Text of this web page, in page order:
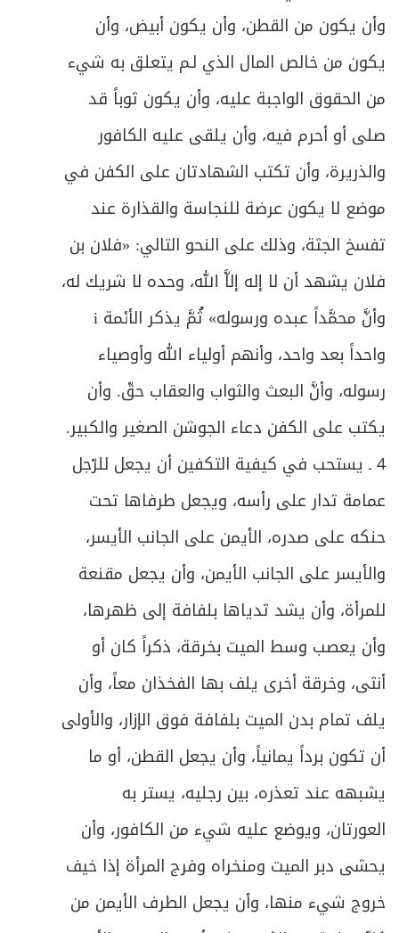
وأن يكون من القطن، وأن يكون أبيض، وأن
يكون من خالص المال الذي لـم يتعلق به شيء
من الحقوق الواجبة عليه، وأن يكون ثوباً قد
صلى أو أحرم فيه، وأن يلقى عليه الكافور
والذريرة، وأن تكتب الشهادتان على الكفن في
موضع لا يكون عرضة للنجاسة والقذارة عند
تفسخ الجثة، وذلك على النحو التالي: «فلان بن
فلان يشهد أن لا إله إلاَّ الله، وحده لا شريك له،
وأنَّ محمَّداً عبده ورسوله» ثُمَّ يذكر الأئمة i
واحداً بعد واحد، وأنهم أولياء الله وأوصياء
رسوله، وأنَّ البعث والثواب والعقاب حقّ. وأن
يكتب على الكفن دعاء الجوشن الصغير والكبير.
4 ـ يستحب في كيفية التكفين أن يجعل للرّجل
عمامة تدار على رأسه، ويجعل طرفاها تحت
حنكه على صدره، الأيمن على الجانب الأيسر،
والأيسر على الجانب الأيمن، وأن يجعل مقنعة
للمرأة، وأن يشد ثدياها بلفافة إلى ظهرها،
وأن يعصب وسط الميت بخرقة، ذكراً كان أو
أنثى، وخرقة أخرى يلف بها الفخذان معاً، وأن
يلف تمام بدن الميت بلفافة فوق الإزار، والأولى
أن تكون برداً يمانياً، وأن يجعل القطن، أو ما
يشبهه عند تعذره، بين رجليه، يستر به
العورتان، ويوضع عليه شيء من الكافور، وأن
يحشى دبر الميت ومنخراه وفرج المرأة إذا خيف
خروج شيء منها، وأن يجعل الطرف الأيمن من
ص
433 المبحث الأول ـ في ثبوت الهلال
ص 443 المبحث الثاني ـ في شروط الصوم
448 المبحث الثالث ـ في الصوم ونيته
ص
454 المبحث الرابع ـ في المفطرات
ص
461 المبحث الخامس ـ في الكفارة
467 المبحث السادس ـ في الفدية
ص
469 المبحث السابع ـ في القضاء
ص
473 الفصل الثاني: في الاعتكاف
475 المبحث الأول ـ في شرائط الاعتكاف
ص 478 المبحث الثاني ـ في ما يحرم على المعتكف
479 المبحث الثالث ـ في أحكام الاعتكاف
ص
483 الباب الرابع: في الزكاة
ص485 الفصل الأول: ما تجب زكاته
487 تمهيد في الشروط العامة للزكاة
ص
489 المبحث الأول ـ في زكاة الأنعام
ص
496 المبحث الثاني ـ في زكاة الغلات
500 المبحث الثالث ـ في زكاة النقدين
ص
505 الفصل الثاني في مستحق الزكاة
المبحث الأول ـ في أصناف المستحقين